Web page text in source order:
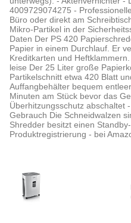
4009729074275 -
Büro oder direkt am
Mikro-Partikel in der
Daten Der PS 420
Papier in einem Durchlauf. Er
Kreditkarten und
leise Der 25 Liter große
Partikelschnitt etwa 420 Blatt
Auffangbehälter bequem
Minuten am Stück bevor das
Überhitzungsschutz abschaltet
Gebrauch Die Schneidwalzen
Shredder besitzt einen
Produktregistrierung - bei